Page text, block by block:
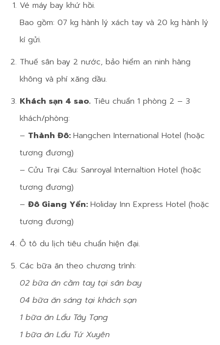
Vé máy bay khứ hồi.
Bao gồm: 07 kg hành lý xách tay và 20 kg hành lý
kí gửi.
Thuế sân bay 2 nước, bảo hiểm an ninh hàng
không và phí xăng dầu.
Khách sạn 4 sao. Tiêu chuẩn 1 phòng 2 – 3
khách/phòng:
– Thành Đô: Hangchen International Hotel (hoặc
tương đương)
– Cửu Trại Câu: Sanroyal Internaltion Hotel (hoặc
tương đương)
– Đô Giang Yển: Holiday Inn Express Hotel (hoặc
tương đương)
Ô tô du lịch tiêu chuẩn hiện đại.
Các bữa ăn theo chương trình:
02 bữa ăn cầm tay tại sân bay
04 bữa ăn sáng tại khách sạn
1 bữa ăn Lẩu Tây Tạng
1 bữa ăn Lẩu Tứ Xuyên